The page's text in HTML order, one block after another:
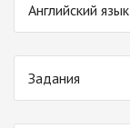
Английский язык
Задания